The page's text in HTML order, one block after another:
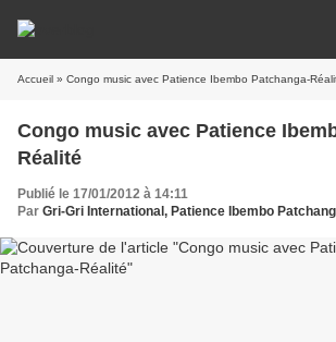
Accueil » Congo music avec Patience Ibembo Patchanga-
Congo music avec Patience
Réalité
Publié le 17/01/2012 à 14:11
Par Gri-Gri International, Patience Ibembo Patchanga-Réalité,